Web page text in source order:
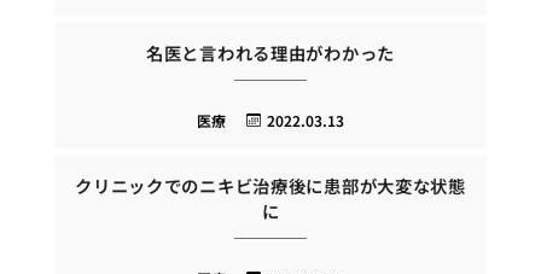
名医と言われる理由がわかった
2022.03.13
医療
クリニックでのニキビ治療後に患部が大変な状態
に